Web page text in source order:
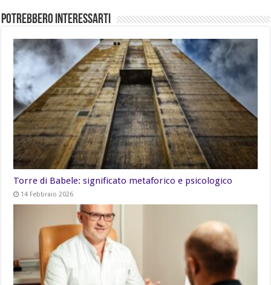
Potrebbero Interessarti
Torre di Babele: significato metaforico e psicologico
14 Febbraio 2026